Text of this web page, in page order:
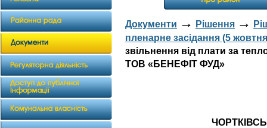
Документи → Рішення →
пленарне засідання (5
звільнення від плати за
ТОВ «БЕНЕФІТ ФУД»